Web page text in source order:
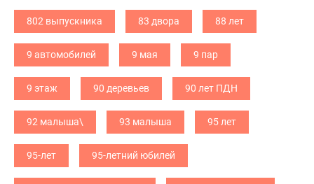
802 выпускника 83 двора 88 лет
9 автомобилей 9 мая 9 пар
9 этаж 90 деревьев 90 лет ПДН
92 малыша\ 93 малыша 95 лет
95-лет 95-летний юбилей